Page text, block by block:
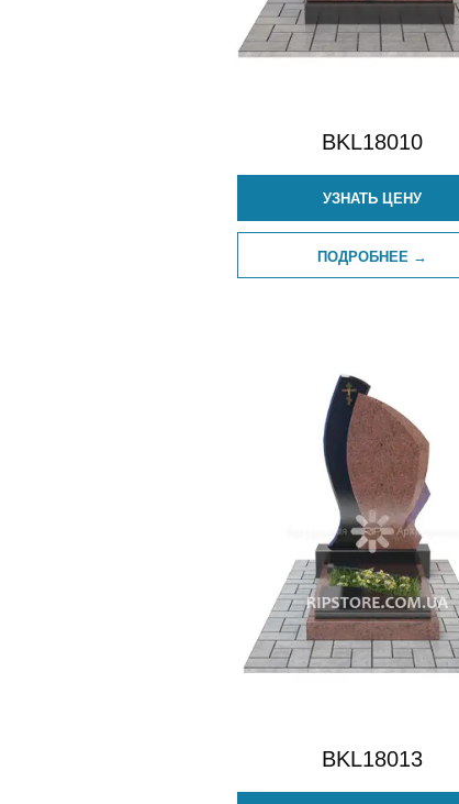
BKL18010
УЗНАТЬ ЦЕНУ
ПОДРОБНЕЕ →
BKL18013